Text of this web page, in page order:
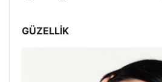
GÜZELLİK